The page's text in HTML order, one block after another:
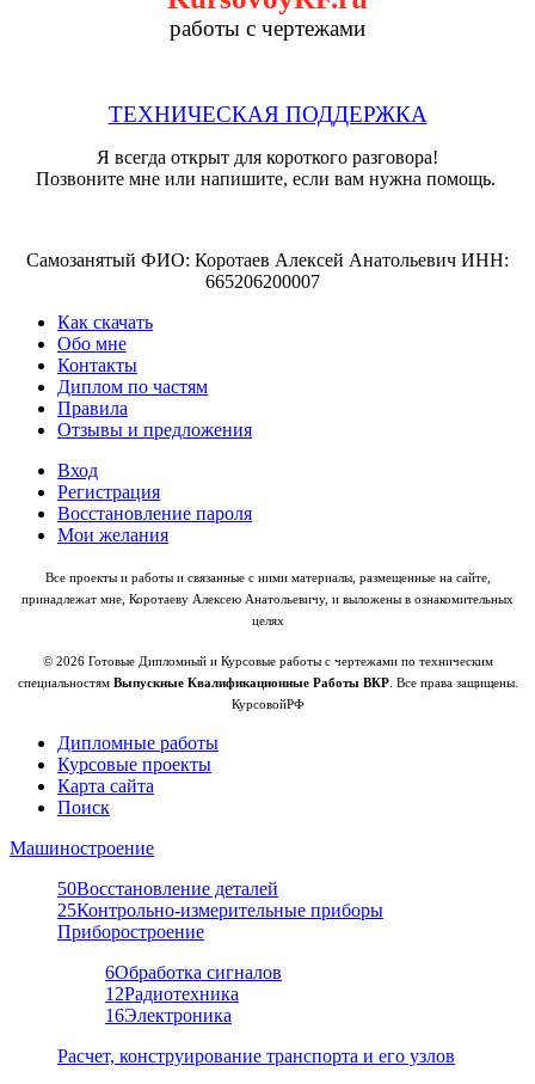
работы с чертежами
ТЕХНИЧЕСКАЯ ПОДДЕРЖКА
Я всегда открыт для короткого разговора!
Позвоните мне или напишите, если вам нужна помощь.
Самозанятый ФИО: Коротаев Алексей Анатольевич ИНН:
665206200007
Как скачать
Обо мне
Контакты
Диплом по частям
Правила
Отзывы и предложения
Вход
Регистрация
Восстановление пароля
Мои желания
Все проекты и работы и связанные с ними материалы, размещенные на сайте,
принадлежат мне, Коротаеву Алексею Анатольевичу, и выложены в ознакомительных
целях
© 2026 Готовые Дипломный и Курсовые работы с чертежами по техническим
специальностям Выпускные Квалификационные Работы ВКР. Все права защищены.
КурсовойРФ
Дипломные работы
Курсовые проекты
Карта сайта
Поиск
Машиностроение
50Восстановление деталей
25Контрольно-измерительные приборы
Приборостроение
6Обработка сигналов
12Радиотехника
16Электроника
Расчет, конструирование транспорта и его узлов